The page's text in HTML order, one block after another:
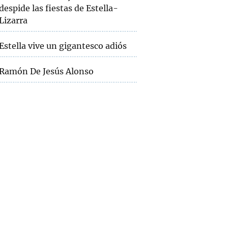
las fiestas de Estella-
vive un gigantesco adiós
De Jesús Alonso